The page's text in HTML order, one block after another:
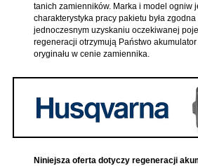
tanich zamienników. Marka i model ogniw
charakterystyka pracy pakietu była zgodna
jednoczesnym uzyskaniu oczekiwanej
regeneracji otrzymują Państwo akumulator
oryginału w cenie zamiennika.
Niniejsza oferta dotyczy regeneracji